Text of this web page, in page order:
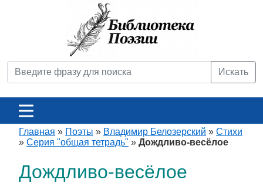
Искать
Главная » Поэты » Владимир Белозерский » Стихи
» Серия "общая тетрадь" » Дождливо-весёлое
Дождливо-весёлое